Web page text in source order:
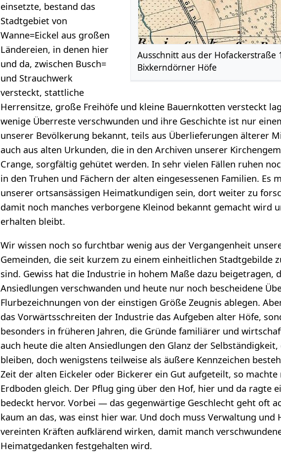
Ausschnitt aus der Hofackerstraße
Bixkerndörner Höfe
einsetzte, bestand das
Stadtgebiet von
Wanne=Eickel aus großen
Ländereien, in denen hier
und da, zwischen Busch=
und Strauchwerk
versteckt, stattliche
Herrensitze, große Freihöfe und kleine Bauernkotten versteckt
wenige Überreste verschwunden und ihre Geschichte ist nur
unserer Bevölkerung bekannt, teils aus Überlieferungen älterer
auch aus alten Urkunden, die in den Archiven unserer
Crange, sorgfältig gehütet werden. In sehr vielen Fällen ruhen
in den Truhen und Fächern der alten eingesessenen Familien. Es
unserer ortsansässigen Heimatkundigen sein, dort weiter zu
damit noch manches verborgene Kleinod bekannt gemacht wird
erhalten bleibt.
Wir wissen noch so furchtbar wenig aus der Vergangenheit
Gemeinden, die seit kurzem zu einem einheitlichen Stadtgebilde
sind. Gewiss hat die Industrie in hohem Maße dazu beigetragen,
Ansiedlungen verschwanden und heute nur noch bescheidene
Flurbezeichnungen von der einstigen Größe Zeugnis ablegen.
das Vorwärtsschreiten der Industrie das Aufgeben alter Höfe,
besonders in früheren Jahren, die Gründe familiärer und
auch heute die alten Ansiedlungen den Glanz der Selbständigkeit,
bleiben, doch wenigstens teilweise als äußere Kennzeichen
Zeit der alten Eickeler oder Bickerer ein Gut aufgeteilt, so
Erdboden gleich. Der Pflug ging über den Hof, hier und da ragte
bedeckt hervor. Vorbei — das gegenwärtige Geschlecht geht oft
kaum an das, was einst hier war. Und doch muss Verwaltung
vereinten Kräften aufklärend wirken, damit manch
Heimatgedanken festgehalten wird.